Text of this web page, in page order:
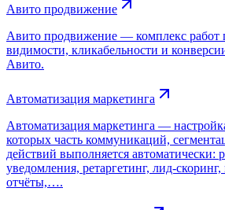
Авито продвижение
Авито продвижение — комплекс
видимости, кликабельности и
Авито.
Автоматизация маркетинга
Автоматизация маркетинга —
которых часть коммуникаций,
действий выполняется автоматически:
уведомления, ретаргетинг, лид-скоринг,
отчёты,….